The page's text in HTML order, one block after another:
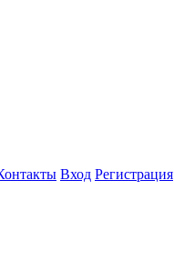
Вход Регистрация